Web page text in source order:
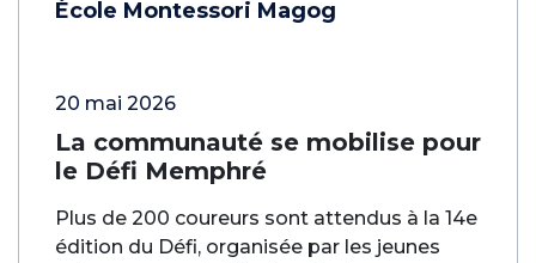
École Montessori Magog
20 mai 2026
La communauté se mobilise pour
le Défi Memphré
Plus de 200 coureurs sont attendus à la 14e
édition du Défi, organisée par les jeunes